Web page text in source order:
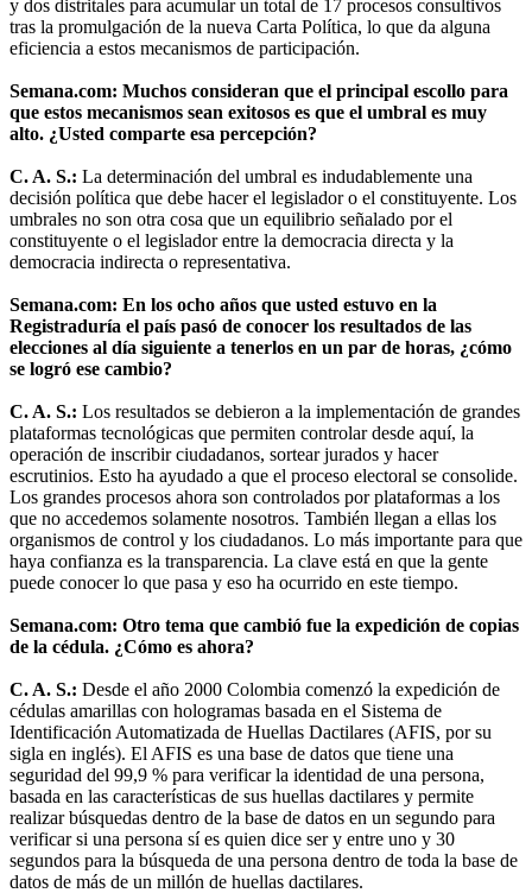
y dos distritales para acumular un total de 17 procesos consultivos
tras la promulgación de la nueva Carta Política, lo que da alguna
eficiencia a estos mecanismos de participación.
Semana.com: Muchos consideran que el principal escollo para
que estos mecanismos sean exitosos es que el umbral es muy
alto. ¿Usted comparte esa percepción?
C. A. S.: La determinación del umbral es indudablemente una
decisión política que debe hacer el legislador o el constituyente. Los
umbrales no son otra cosa que un equilibrio señalado por el
constituyente o el legislador entre la democracia directa y la
democracia indirecta o representativa.
Semana.com: En los ocho años que usted estuvo en la
Registraduría el país pasó de conocer los resultados de las
elecciones al día siguiente a tenerlos en un par de horas, ¿cómo
se logró ese cambio?
C. A. S.: Los resultados se debieron a la implementación de grandes
plataformas tecnológicas que permiten controlar desde aquí, la
operación de inscribir ciudadanos, sortear jurados y hacer
escrutinios. Esto ha ayudado a que el proceso electoral se consolide.
Los grandes procesos ahora son controlados por plataformas a los
que no accedemos solamente nosotros. También llegan a ellas los
organismos de control y los ciudadanos. Lo más importante para que
haya confianza es la transparencia. La clave está en que la gente
puede conocer lo que pasa y eso ha ocurrido en este tiempo.
Semana.com: Otro tema que cambió fue la expedición de copias
de la cédula. ¿Cómo es ahora?
C. A. S.: Desde el año 2000 Colombia comenzó la expedición de
cédulas amarillas con hologramas basada en el Sistema de
Identificación Automatizada de Huellas Dactilares (AFIS, por su
sigla en inglés). El AFIS es una base de datos que tiene una
seguridad del 99,9 % para verificar la identidad de una persona,
basada en las características de sus huellas dactilares y permite
realizar búsquedas dentro de la base de datos en un segundo para
verificar si una persona sí es quien dice ser y entre uno y 30
segundos para la búsqueda de una persona dentro de toda la base de
datos de más de un millón de huellas dactilares.